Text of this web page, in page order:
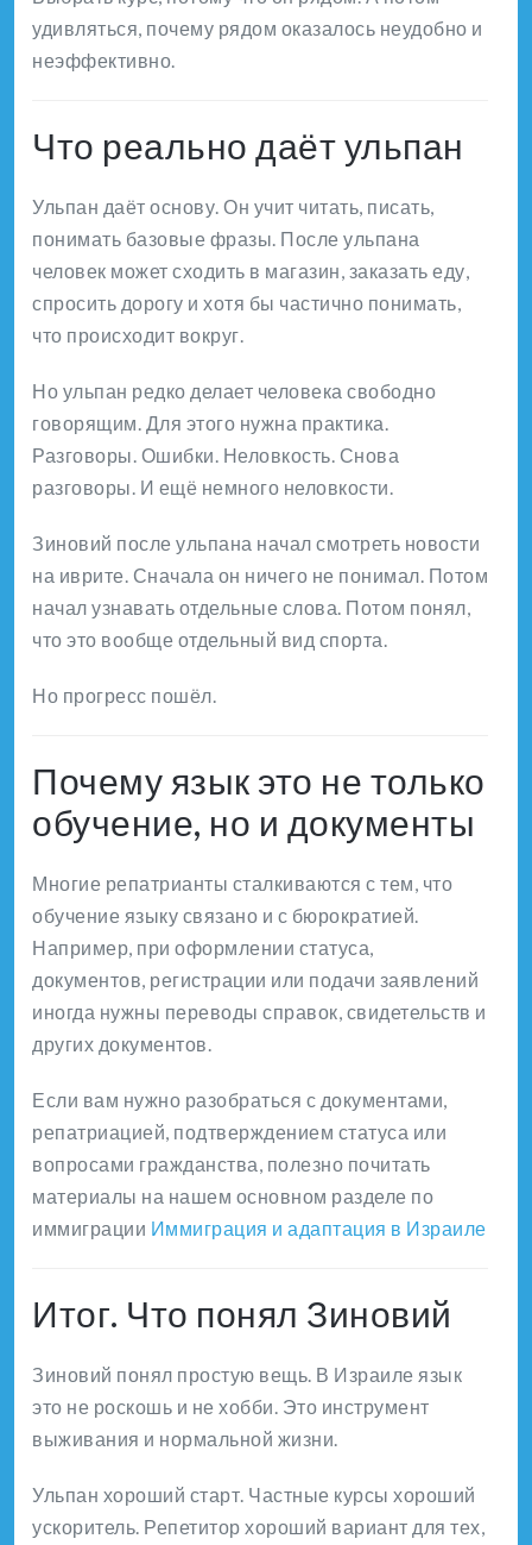
удивляться, почему рядом оказалось неудобно и
неэффективно.
Что реально даёт ульпан
Ульпан даёт основу. Он учит читать, писать,
понимать базовые фразы. После ульпана
человек может сходить в магазин, заказать еду,
спросить дорогу и хотя бы частично понимать,
что происходит вокруг.
Но ульпан редко делает человека свободно
говорящим. Для этого нужна практика.
Разговоры. Ошибки. Неловкость. Снова
разговоры. И ещё немного неловкости.
Зиновий после ульпана начал смотреть новости
на иврите. Сначала он ничего не понимал. Потом
начал узнавать отдельные слова. Потом понял,
что это вообще отдельный вид спорта.
Но прогресс пошёл.
Почему язык это не только
обучение, но и документы
Многие репатрианты сталкиваются с тем, что
обучение языку связано и с бюрократией.
Например, при оформлении статуса,
документов, регистрации или подачи заявлений
иногда нужны переводы справок, свидетельств и
других документов.
Если вам нужно разобраться с документами,
репатриацией, подтверждением статуса или
вопросами гражданства, полезно почитать
материалы на нашем основном разделе по
иммиграции Иммиграция и адаптация в Израиле
Итог. Что понял Зиновий
Зиновий понял простую вещь. В Израиле язык
это не роскошь и не хобби. Это инструмент
выживания и нормальной жизни.
Ульпан хороший старт. Частные курсы хороший
ускоритель. Репетитор хороший вариант для тех,